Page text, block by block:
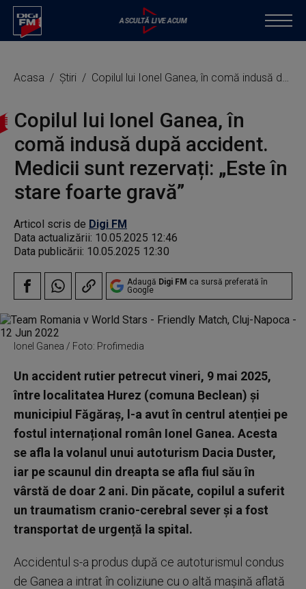
Acasa Știri Copilul lui Ionel Ganea, în comă indusă după accident. Medicii sunt rezervați: „Este în stare foarte gravă”
Copilul lui Ionel Ganea, în
comă indusă după accident.
Medicii sunt rezervați: „Este în
stare foarte gravă”
Articol scris de Digi FM
Data actualizării: 10.05.2025 12:46
Data publicării: 10.05.2025 12:30
Adaugă Digi FM ca sursă preferată în
Google
Ionel Ganea / Foto: Profimedia
Un accident rutier petrecut vineri, 9 mai 2025,
între localitatea Hurez (comuna Beclean) și
municipiul Făgăraș, l-a avut în centrul atenției pe
fostul internațional român Ionel Ganea. Acesta
se afla la volanul unui autoturism Dacia Duster,
iar pe scaunul din dreapta se afla fiul său în
vârstă de doar 2 ani. Din păcate, copilul a suferit
un traumatism cranio-cerebral sever și a fost
transportat de urgență la spital.
Accidentul s-a produs după ce autoturismul condus
de Ganea a intrat în coliziune cu o altă mașină aflată